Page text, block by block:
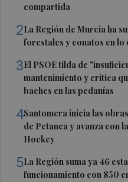
compartida
2La Región de Murcia ha
forestales y conatos en lo
3El PSOE tilda de
mantenimiento y critica
baches en las pedanías
4Santomera inicia las
de Petanca y avanza con
Hockey
5La Región suma ya 46
funcionamiento con 850